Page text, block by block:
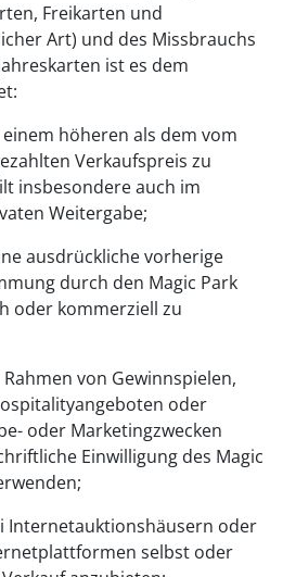
Freikarten und
Art) und des Missbrauchs
ist es dem
höheren als dem vom
Verkaufspreis zu
insbesondere auch im
Weitergabe;
ausdrückliche vorherige
durch den Magic Park
oder kommerziell zu
von Gewinnspielen,
oder
oder Marketingzwecken
Einwilligung des Magic
Internetauktionshäusern oder
selbst oder